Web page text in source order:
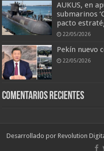
AUKUS, en
submarinos
pacto
22/05/2026
Pekín nuevo
22/05/2026
Comentarios recientes
Desarrollado por Revolution